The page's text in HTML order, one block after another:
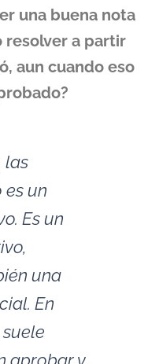
una buena nota
resolver a partir
aun cuando eso
las
es un
Es un
una
En